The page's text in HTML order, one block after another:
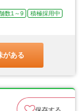
数1～9
積極採用中
がある